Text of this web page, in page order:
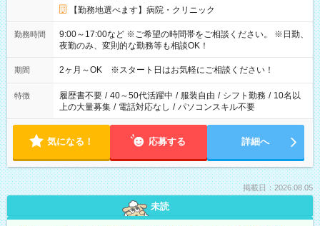
【勤務地選べます】病院・クリニック
勤務時間
9:00～17:00など ※ご希望の時間帯をご相談ください。 ※日勤、
夜勤のみ、変則的な勤務等も相談OK！
期間 2ヶ月～OK ※スタート日はお気軽にご相談ください！
特徴 履歴書不要 / 40～50代活躍中 / 服装自由 / シフト勤務 / 10名以
上の大量募集 / 電話対応なし / パソコンスキル不要
気になる！ 応募する 詳細へ
掲載日：2026.08.05
未読